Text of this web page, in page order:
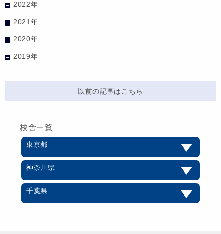
2022年
2021年
2020年
2019年
以前の記事はこちら
校舎一覧
東京都
神奈川県
千葉県